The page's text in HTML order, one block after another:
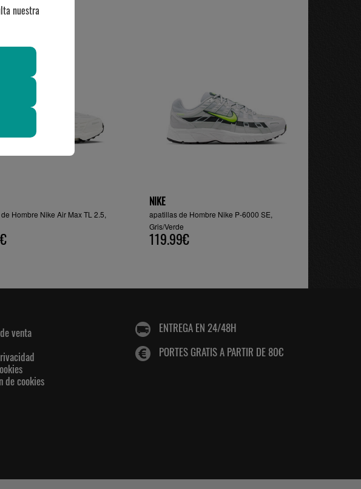
Hombre Nike Air Max TL 2.5,
NIKE
apatillas de Hombre Nike P-6000 SE,
Gris/Verde
119.99€
venta
de cookies
ENTREGA EN 24/48H
PORTES GRATIS A PARTIR DE 80€
nuestra